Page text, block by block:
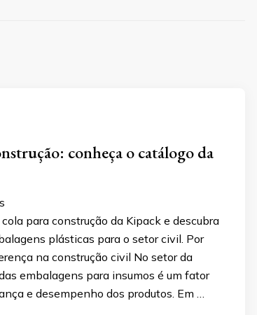
conheça o catálogo da
para construção da Kipack e descubra
plásticas para o setor civil. Por
na construção civil No setor da
embalagens para insumos é um fator
e desempenho dos produtos. Em …